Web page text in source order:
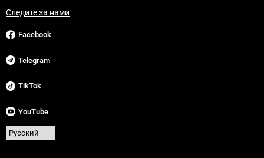
Следите за нами
Facebook
Telegram
TikTok
YouTube